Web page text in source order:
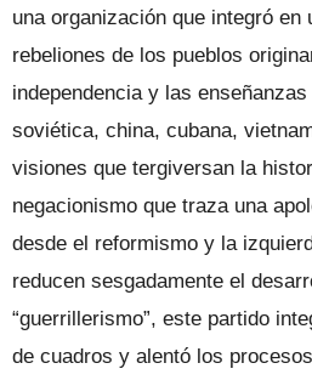
una organización que integró en
rebeliones de los pueblos
independencia y las
soviética, china, cubana,
visiones que tergiversan la
negacionismo que traza una
desde el reformismo y la
reducen sesgadamente el
“guerrillerismo”, este partido
de cuadros y alentó los